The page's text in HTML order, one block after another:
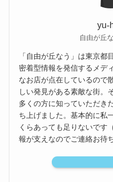
yu-
自由が丘
「自由が丘なう」は東京
密着型情報を発信するメデ
なお店が点在しているので
しい発見がある素敵な街。
多くの方に知っていただき
ち上げました。基本的に私
くらあっても足りないです
報が支えなのでご連絡お待